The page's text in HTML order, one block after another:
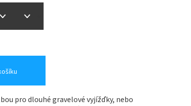
pro dlouhé gravelové vyjížďky, nebo